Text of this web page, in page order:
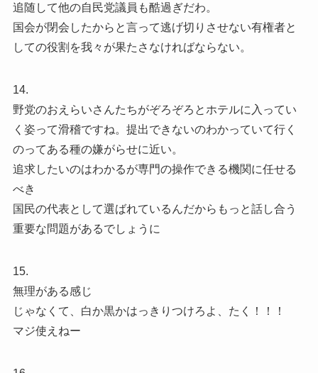
追随して他の自民党議員も酷過ぎだわ。
国会が閉会したからと言って逃げ切りさせない有権者と
しての役割を我々が果たさなければならない。
14.
野党のおえらいさんたちがぞろぞろとホテルに入ってい
く姿って滑稽ですね。提出できないのわかっていて行く
のってある種の嫌がらせに近い。
追求したいのはわかるが専門の操作できる機関に任せる
べき
国民の代表として選ばれているんだからもっと話し合う
重要な問題があるでしょうに
15.
無理がある感じ
じゃなくて、白か黒かはっきりつけろよ、たく！！！
マジ使えねー